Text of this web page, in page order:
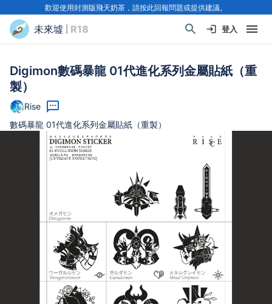
歡迎使用封測版飛天奶茶，請按此回報問題或提供建議。
未來墟 | R18 登入
Digimon數碼暴龍 01代進化系列金屬貼紙（重
製）
Rise
數碼暴龍 01代進化系列金屬貼紙（重製）